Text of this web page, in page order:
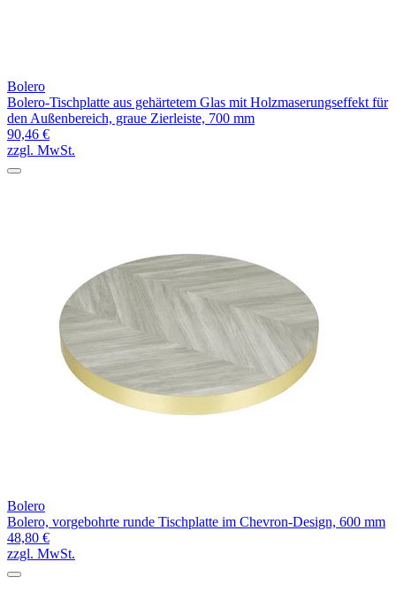
Bolero
Bolero-Tischplatte aus gehärtetem Glas mit Holzmaserungseffekt für
den Außenbereich, graue Zierleiste, 700 mm
90,46 €
zzgl. MwSt.
Bolero
Bolero, vorgebohrte runde Tischplatte im Chevron-Design, 600 mm
48,80 €
zzgl. MwSt.